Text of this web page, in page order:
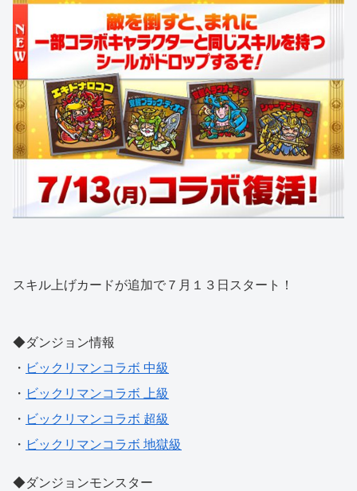
スキル上げカードが追加で７月１３日スタート！
◆ダンジョン情報
・ ビックリマンコラボ 中級
・ ビックリマンコラボ 上級
・ ビックリマンコラボ 超級
・ ビックリマンコラボ 地獄級
◆ダンジョンモンスター